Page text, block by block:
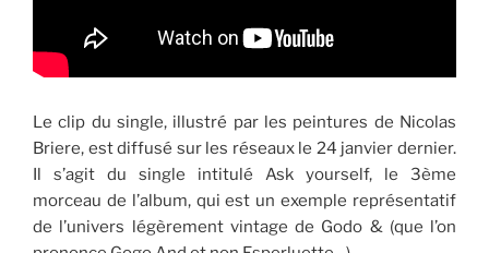
Le clip du single, illustré par les peintures de Nicolas
Briere, est diffusé sur les réseaux le 24 janvier dernier.
Il s’agit du single intitulé Ask yourself, le 3ème
morceau de l’album, qui est un exemple représentatif
de l’univers légèrement vintage de Godo & (que l’on